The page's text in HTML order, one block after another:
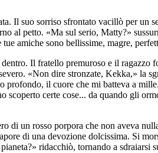
Il suo sorriso sfrontato vacillò per un
al petto. «Ma sul serio, Matty?»
amiche sono bellissime, magre,
Il fratello premuroso e il
«Non dire stronzate, Kekka,» la
profondo, il cuore che mi batteva a
scoperto certe cose... da quando gli
di un rosso porpora che non aveva
di una devozione dolcissima. Si
ridacchiò, tornando a sdraiarsi